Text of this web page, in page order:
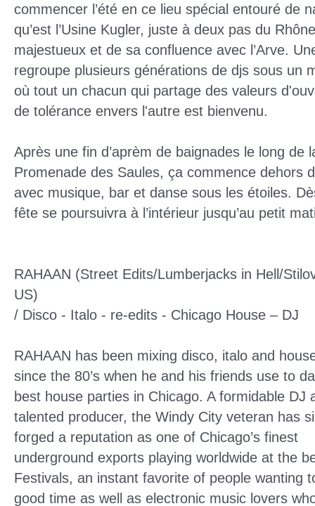
commencer l’été en ce lieu spécial entouré de
qu’est l’Usine Kugler, juste à deux pas du Rhône
majestueux et de sa confluence avec l’Arve.
regroupe plusieurs générations de djs sous un
où tout un chacun qui partage des valeurs
de tolérance envers l'autre est bienvenu.
Après une fin d’aprèm de baignades le long de
Promenade des Saules, ça commence dehors
avec musique, bar et danse sous les étoiles.
fête se poursuivra à l’intérieur jusqu’au petit
RAHAAN (Street Edits/Lumberjacks in Hell/
US)
/ Disco - Italo - re-edits - Chicago House – DJ
RAHAAN has been mixing disco, italo and
since the 80’s when he and his friends use to
best house parties in Chicago. A formidable DJ
talented producer, the Windy City veteran has
forged a reputation as one of Chicago’s finest
underground exports playing worldwide at the
Festivals, an instant favorite of people wanting
good time as well as electronic music lovers